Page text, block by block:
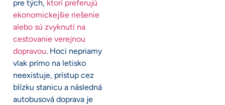
pre tých, ktorí preferujú
ekonomickejšie riešenie
alebo sú zvyknutí na
cestovanie verejnou
dopravou. Hoci nepriamy
vlak prímo na letisko
neexistuje, prístup cez
blízku stanicu a následná
autobusová doprava je